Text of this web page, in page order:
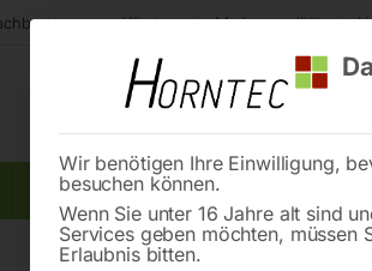
aus Kärnten Markenqualität
Metall Reinigung
Wir benötigen Ihre Einwilligung,
besuchen können.
Wenn Sie unter 16 Jahre alt sind
Services geben möchten, müssen
Erlaubnis bitten.